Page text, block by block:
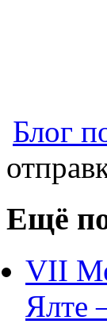
Блог
Ещё
VII
Ялте